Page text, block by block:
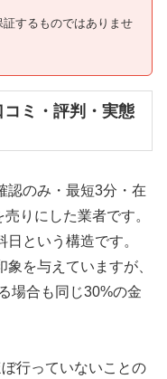
するものではありませ
ミ・評判・実態
認のみ・最短3分・在
りにした業者です。
という構造です。
象を与えていますが、
場合も同じ30%の金
行っていないことの